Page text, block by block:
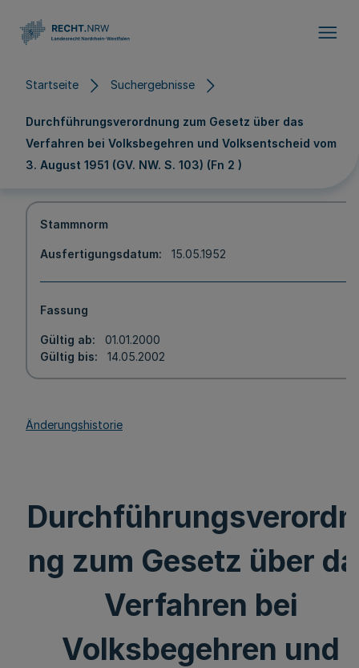
Startseite Suchergebnisse
Durchführungsverordnung zum Gesetz über das
Verfahren bei Volksbegehren und Volksentscheid vom
3. August 1951 (GV. NW. S. 103) (Fn 2 )
Stammnorm
Ausfertigungsdatum 15.05.1952
Fassung
Gültig ab
01.01.2000
Gültig bis
14.05.2002
Änderungshistorie
ng zum Gesetz über
Verfahren bei
Volksbegehren und